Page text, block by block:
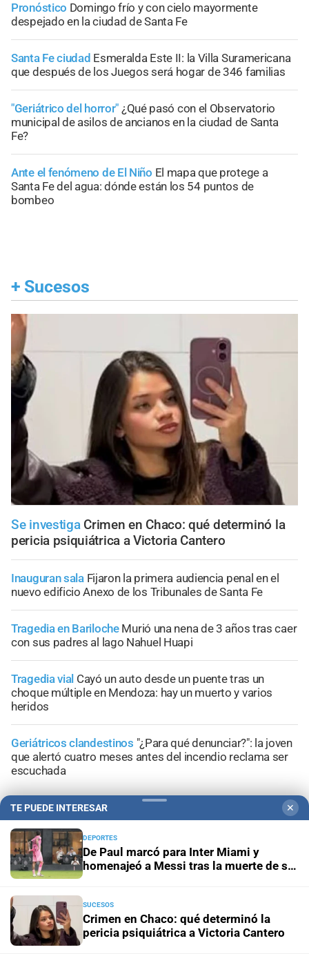
Pronóstico Domingo frío y con cielo mayormente
despejado en la ciudad de Santa Fe
Santa Fe ciudad Esmeralda Este II: la Villa Suramericana
que después de los Juegos será hogar de 346 familias
"Geriátrico del horror" ¿Qué pasó con el Observatorio
municipal de asilos de ancianos en la ciudad de Santa
Fe?
Ante el fenómeno de El Niño El mapa que protege a
Santa Fe del agua: dónde están los 54 puntos de
bombeo
+ Sucesos
Se investiga Crimen en Chaco: qué determinó la
pericia psiquiátrica a Victoria Cantero
Inauguran sala Fijaron la primera audiencia penal en el
nuevo edificio Anexo de los Tribunales de Santa Fe
Tragedia en Bariloche Murió una nena de 3 años tras caer
con sus padres al lago Nahuel Huapi
Tragedia vial Cayó un auto desde un puente tras un
choque múltiple en Mendoza: hay un muerto y varios
heridos
Geriátricos clandestinos "¿Para qué denunciar?": la joven
que alertó cuatro meses antes del incendio reclama ser
escuchada
+Información General
TE PUEDE INTERESAR ✕
DEPORTES
De Paul marcó para Inter Miami y
homenajeó a Messi tras la muerte de su
SUCESOS
Crimen en Chaco: qué determinó la
pericia psiquiátrica a Victoria Cantero